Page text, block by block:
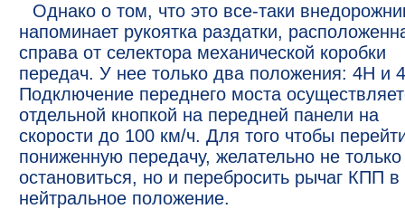
Однако о том, что это все-таки
напоминает рукоятка раздатки,
справа от селектора механической коробки
передач. У нее только два положения: 4H и
Подключение переднего моста
отдельной кнопкой на передней панели на
скорости до 100 км/ч. Для того чтобы
пониженную передачу, желательно не только
остановиться, но и перебросить рычаг КПП в
нейтральное положение.